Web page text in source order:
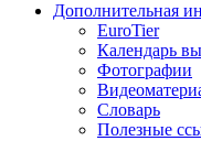
Дополнительная
EuroTier
Календарь
Фотографии
Словарь
Полезные